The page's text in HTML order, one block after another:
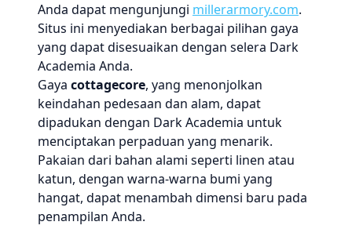
Anda dapat mengunjungi millerarmory.com.
Situs ini menyediakan berbagai pilihan gaya
yang dapat disesuaikan dengan selera Dark
Academia Anda.
Gaya cottagecore, yang menonjolkan
keindahan pedesaan dan alam, dapat
dipadukan dengan Dark Academia untuk
menciptakan perpaduan yang menarik.
Pakaian dari bahan alami seperti linen atau
katun, dengan warna-warna bumi yang
hangat, dapat menambah dimensi baru pada
penampilan Anda.